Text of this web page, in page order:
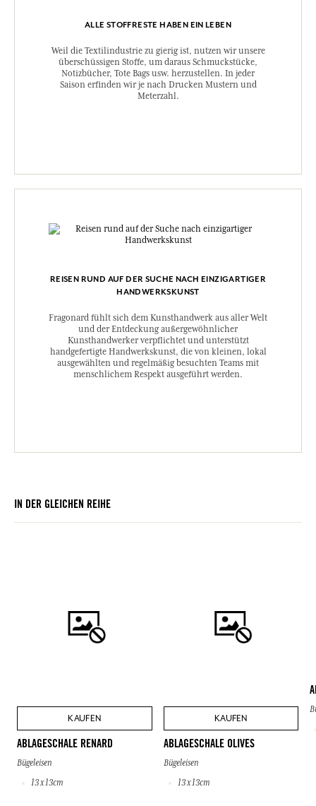
ALLE STOFFRESTE HABEN EIN LEBEN
Weil die Textilindustrie zu gierig ist, nutzen wir unsere
überschüssigen Stoffe, um daraus Schmuckstücke,
Notizbücher, Tote Bags usw. herzustellen. In jeder
Saison erfinden wir je nach Drucken Mustern und
Meterzahl.
REISEN RUND AUF DER SUCHE NACH EINZIGARTIGER
HANDWERKSKUNST
Fragonard fühlt sich dem Kunsthandwerk aus aller Welt
und der Entdeckung außergewöhnlicher
Kunsthandwerker verpflichtet und unterstützt
handgefertigte Handwerkskunst, die von kleinen, lokal
ausgewählten und regelmäßig besuchten Teams mit
menschlichem Respekt ausgeführt werden.
IN DER GLEICHEN REIHE
KAUFEN
ABLAGESCHALE RENARD
Bügeleisen
13 x 13cm
KAUFEN
ABLAGESCHALE OLIVES
Bügeleisen
13 x 13cm